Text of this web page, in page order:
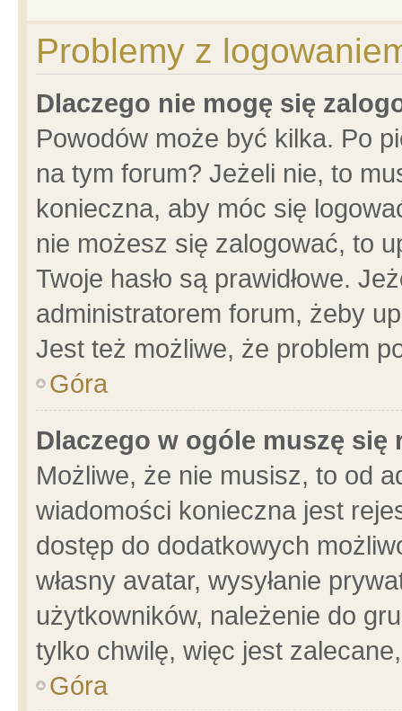
Problemy z
Dlaczego nie mogę się
Powodów może być kilka. Po
na tym forum? Jeżeli nie, to
konieczna, aby móc się
nie możesz się zalogować, to
Twoje hasło są prawidłowe.
administratorem forum, żeby
Jest też możliwe, że problem
Góra
Dlaczego w ogóle muszę się
Możliwe, że nie musisz, to od
wiadomości konieczna jest
dostęp do dodatkowych
własny avatar, wysyłanie
użytkowników, należenie do
tylko chwilę, więc jest
Góra